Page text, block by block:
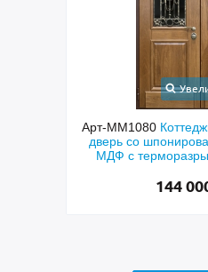
двустворчатая
панелями
стеклами и